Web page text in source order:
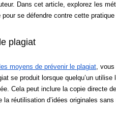
Dans cet article, explorez les
pour se défendre contre cette
plagiat
les moyens de prévenir le plagiat, vous
se produit lorsque quelqu’un
Cela peut inclure la copie directe
la réutilisation d’idées originales